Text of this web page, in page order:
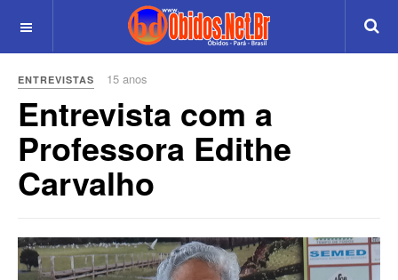
ENTREVISTAS 15 anos
Entrevista com a
Professora Edithe
Carvalho